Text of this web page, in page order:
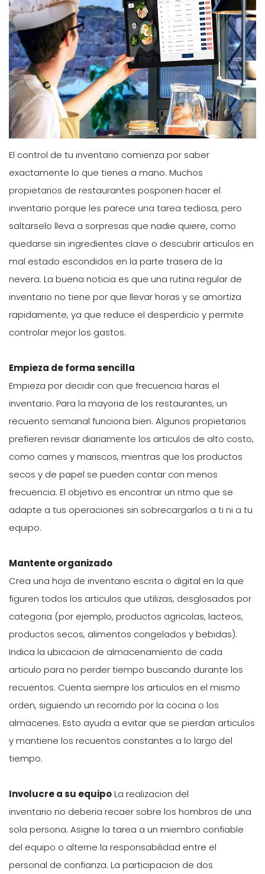
El control de tu inventario comienza por saber
exactamente lo que tienes a mano. Muchos
propietarios de restaurantes posponen hacer el
inventario porque les parece una tarea tediosa, pero
saltarselo lleva a sorpresas que nadie quiere, como
quedarse sin ingredientes clave o descubrir articulos en
mal estado escondidos en la parte trasera de la
nevera. La buena noticia es que una rutina regular de
inventario no tiene por que llevar horas y se amortiza
rapidamente, ya que reduce el desperdicio y permite
controlar mejor los gastos.
Empieza de forma sencilla
Empieza por decidir con que frecuencia haras el
inventario. Para la mayoria de los restaurantes, un
recuento semanal funciona bien. Algunos propietarios
prefieren revisar diariamente los articulos de alto costo,
como carnes y mariscos, mientras que los productos
secos y de papel se pueden contar con menos
frecuencia. El objetivo es encontrar un ritmo que se
adapte a tus operaciones sin sobrecargarlos a ti ni a tu
equipo.
Mantente organizado
Crea una hoja de inventario escrita o digital en la que
figuren todos los articulos que utilizas, desglosados por
categoria (por ejemplo, productos agricolas, lacteos,
productos secos, alimentos congelados y bebidas).
Indica la ubicacion de almacenamiento de cada
articulo para no perder tiempo buscando durante los
recuentos. Cuenta siempre los articulos en el mismo
orden, siguiendo un recorrido por la cocina o los
almacenes. Esto ayuda a evitar que se pierdan articulos
y mantiene los recuentos constantes a lo largo del
tiempo.
Involucre a su equipoLa realizacion del
inventario no deberia recaer sobre los hombros de una
sola persona. Asigne la tarea a un miembro confiable
del equipo o alterne la responsabilidad entre el
personal de confianza. La participacion de dos